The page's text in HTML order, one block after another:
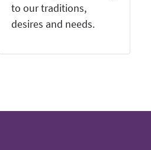
to our traditions,
desires and needs.